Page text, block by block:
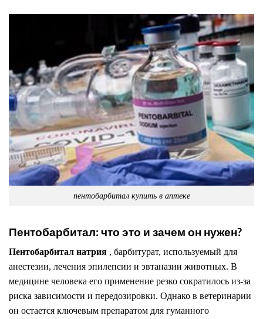
пентобарбитал купить в аптеке
Пентобарбитал: что это и зачем он нужен?
Пентобарбитал натрия , барбитурат, используемый для
анестезии, лечения эпилепсии и эвтаназии животных. В
медицине человека его применение резко сократилось из-за
риска зависимости и передозировки. Однако в ветеринарии
он остается ключевым препаратом для гуманного